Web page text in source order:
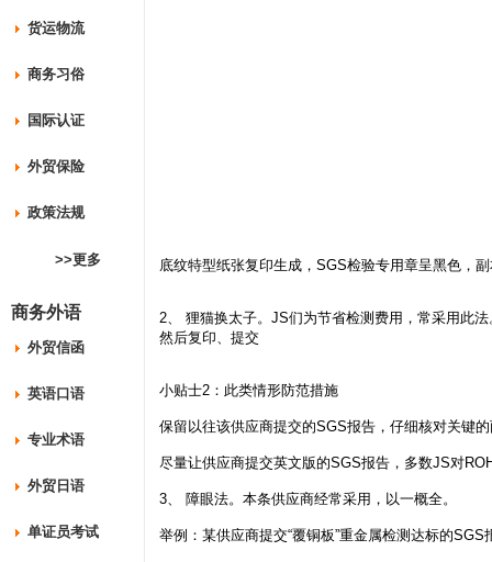
货运物流
商务习俗
国际认证
外贸保险
政策法规
>>更多
商务外语
外贸信函
英语口语
专业术语
外贸日语
单证员考试
底纹特型纸张复印生成，SGS检验专用章呈黑色，
2、 狸猫换太子。JS们为节省检测费用，常采用此
然后复印、提交
小贴士2：此类情形防范措施
保留以往该供应商提交的SGS报告，仔细核对关键
尽量让供应商提交英文版的SGS报告，多数JS对
3、 障眼法。本条供应商经常采用，以一概全。
举例：某供应商提交“覆铜板”重金属检测达标的